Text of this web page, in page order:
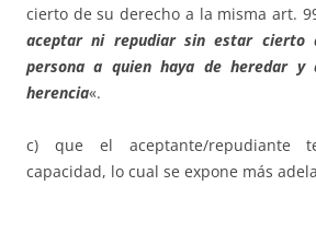
cierto de su derecho a la misma art.
aceptar ni repudiar sin estar
persona a quien haya de heredar
herencia«.
c) que el aceptante/repudiante
capacidad, lo cual se expone más